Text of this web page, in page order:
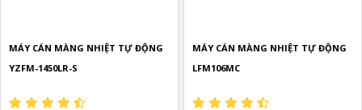
MÁY CÁN MÀNG NHIỆT TỰ ĐỘNG
YZFM-1450LR-S
MÁY CÁN MÀNG NHIỆT TỰ ĐỘNG
LFM106MC